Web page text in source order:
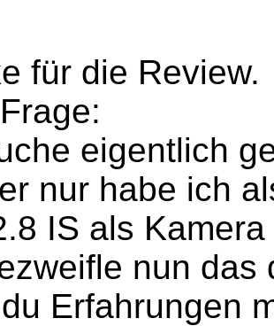
für die Review.
eigentlich
nur habe ich
IS als
nun das
Erfahrungen